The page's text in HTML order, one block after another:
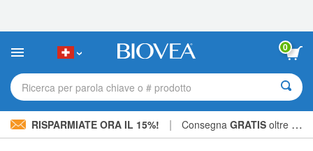
sito
include
sistema
0
Ricerca per parola chiave o # prodotto
RISPARMIATE ORA IL 15%! | Consegna GRATIS oltre CHF 56.00 »